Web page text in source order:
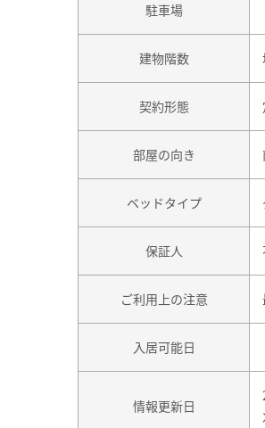
駐車場
建物階数
契約形態
部屋の向き
ベッドタイプ
保証人
ご利用上の注意
入居可能日
情報更新日